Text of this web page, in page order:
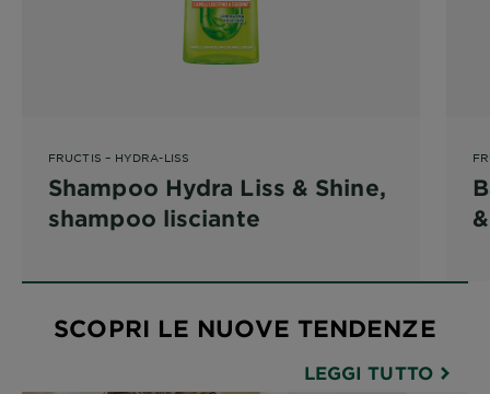
FRUCTIS – HYDRA-LISS
Shampoo Hydra Liss & Shine,
shampoo lisciante
SCOPRI LE NUOVE TENDENZE
LEGGI TUTTO